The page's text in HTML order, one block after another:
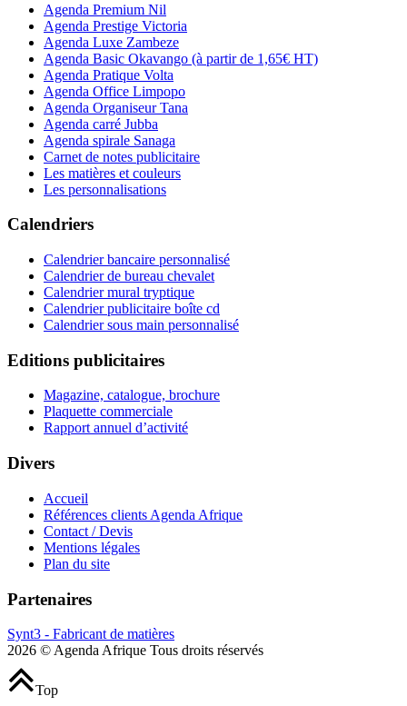
Agenda Premium Nil
Agenda Prestige Victoria
Agenda Luxe Zambeze
Agenda Basic Okavango (à partir de 1,65€ HT)
Agenda Pratique Volta
Agenda Office Limpopo
Agenda Organiseur Tana
Agenda carré Jubba
Agenda spirale Sanaga
Carnet de notes publicitaire
Les matières et couleurs
Les personnalisations
Calendriers
Calendrier bancaire personnalisé
Calendrier de bureau chevalet
Calendrier mural tryptique
Calendrier publicitaire boîte cd
Calendrier sous main personnalisé
Editions publicitaires
Magazine, catalogue, brochure
Plaquette commerciale
Rapport annuel d’activité
Divers
Accueil
Références clients Agenda Afrique
Contact / Devis
Mentions légales
Plan du site
Partenaires
Synt3 - Fabricant de matières
2026 © Agenda Afrique Tous droits réservés
Top